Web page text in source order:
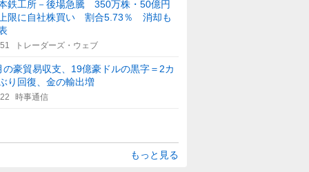
鉄工所－後場急騰 350万株・50億円
限に自社株買い 割合5.73％ 消却も
トレーダーズ・ウェブ
の豪貿易収支、19億豪ドルの黒字＝2カ
り回復、金の輸出増
時事通信
もっと見る